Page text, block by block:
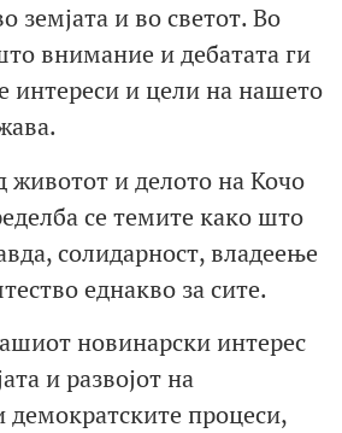
земјата и во светот. Во
внимание и дебатата ги
интереси и цели на нашето
и делото на Кочо
се темите како што
солидарност, владеење
еднакво за сите.
новинарски интерес
и развојот на
демократските процеси,